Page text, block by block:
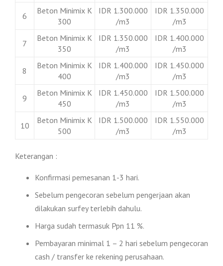
6
Beton Minimix K
300
IDR 1.300.000
/m3
IDR 1.350.000
/m3
7
Beton Minimix K
350
IDR 1.350.000
/m3
IDR 1.400.000
/m3
8
Beton Minimix K
400
IDR 1.400.000
/m3
IDR 1.450.000
/m3
9
Beton Minimix K
450
IDR 1.450.000
/m3
IDR 1.500.000
/m3
10
Beton Minimix K
500
IDR 1.500.000
/m3
IDR 1.550.000
/m3
Keterangan :
Konfirmasi pemesanan 1-3 hari.
Sebelum pengecoran sebelum pengerjaan akan
dilakukan surfey terlebih dahulu.
Harga sudah termasuk Ppn 11 %.
Pembayaran minimal 1 – 2 hari sebelum pengecoran
cash / transfer ke rekening perusahaan.